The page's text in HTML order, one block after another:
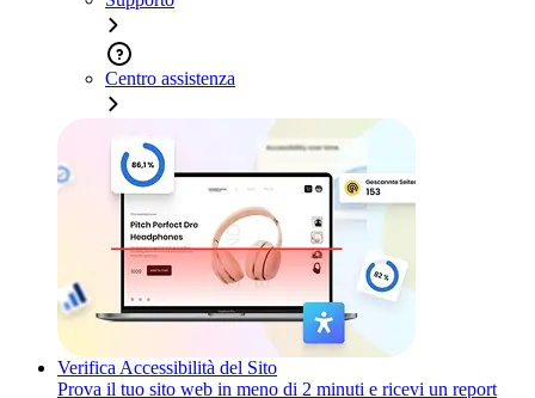
Centro assistenza
Verifica Accessibilità del Sito
Prova il tuo sito web in meno di 2 minuti e ricevi un report